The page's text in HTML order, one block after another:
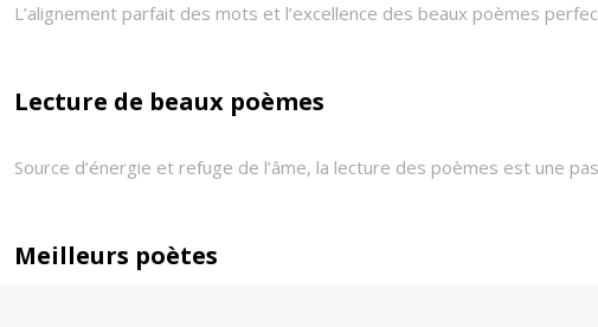
L’alignement parfait des mots et l’excellence des beaux poèmes
Lecture de beaux poèmes
Source d’énergie et refuge de l’âme, la lecture des poèmes est une
Meilleurs poètes